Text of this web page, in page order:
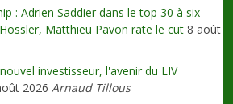
: Adrien Saddier dans le top 30 à six
Matthieu Pavon rate le cut 8 août
investisseur, l'avenir du LIV
2026 Arnaud Tillous